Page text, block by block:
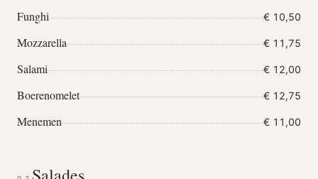
Funghi € 10,50
Mozzarella € 11,75
Salami € 12,00
Boerenomelet € 12,75
Menemen € 11,00